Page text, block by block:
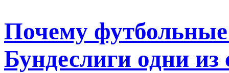
Почему
Бундеслиги одни